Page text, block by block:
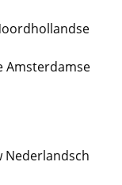
Amsterdamse
Nederlandsch